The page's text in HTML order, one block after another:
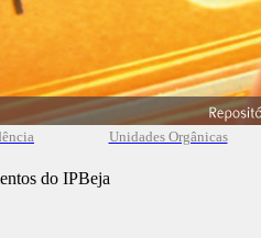
Unidades Orgânicas
do IPBeja